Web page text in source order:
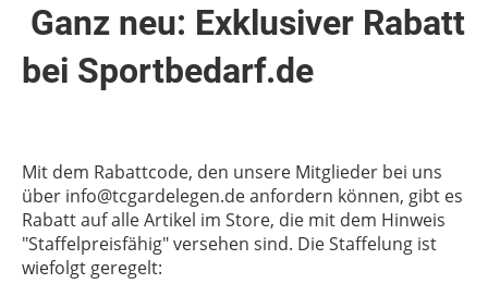
Ganz neu: Exklusiver Rabatt
bei Sportbedarf.de
Mit dem Rabattcode, den unsere Mitglieder bei uns
über info@tcgardelegen.de anfordern können, gibt es
Rabatt auf alle Artikel im Store, die mit dem Hinweis
"Staffelpreisfähig" versehen sind. Die Staffelung ist
wiefolgt geregelt: